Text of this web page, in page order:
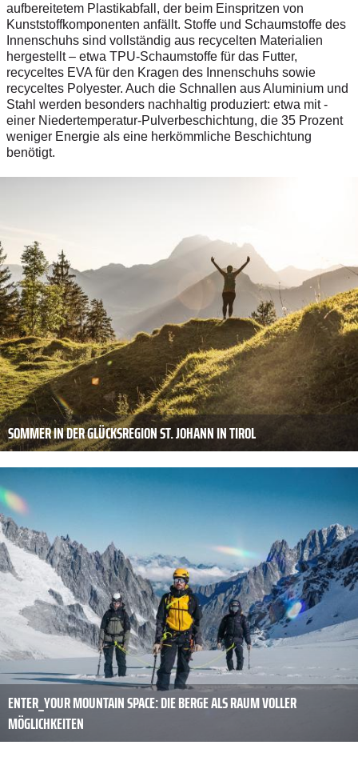
aufbereitetem Plastikabfall, der beim Einspritzen von
Kunststoffkomponenten anfällt. Stoffe und Schaumstoffe des
Innenschuhs sind vollständig aus recycelten Materialien
hergestellt – etwa TPU-Schaumstoffe für das Futter,
recyceltes EVA für den Kragen des Innenschuhs sowie
recyceltes Polyester. Auch die Schnallen aus Aluminium und
Stahl werden besonders nachhaltig produziert: etwa mit ­
einer Niedertemperatur-Pulverbeschichtung, die 35 Prozent
weniger Energie als eine herkömmliche ­Beschichtung
benötigt.
SOMMER IN DER GLÜCKSREGION ST. JOHANN IN TIROL
ENTER_YOUR MOUNTAIN SPACE: DIE BERGE ALS RAUM VOLLER
MÖGLICHKEITEN